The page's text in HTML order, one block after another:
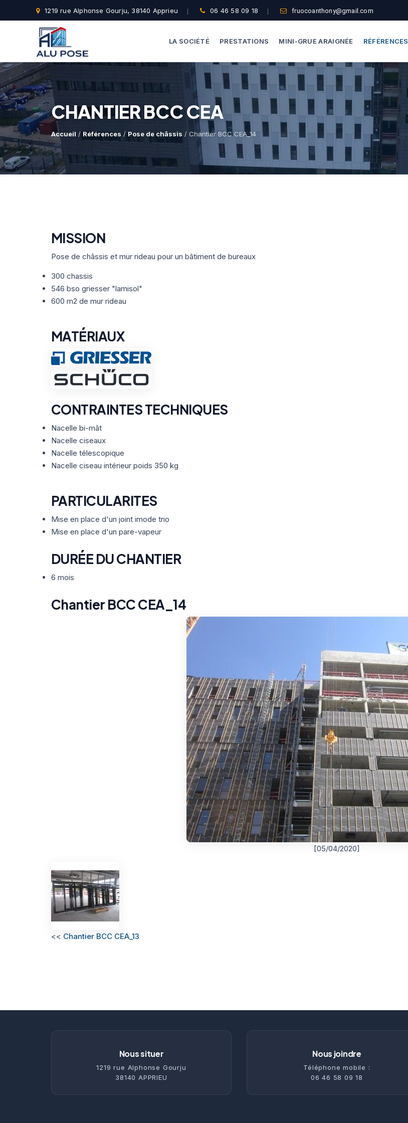
1219 rue Alphonse Gourju, 38140 Apprieu 06 46 58 09 18 fruocoanthony@gmail.com
LA SOCIÉTÉ PRESTATIONS
Dépannage Vitrages
Vitrine Magasin
Expertise Bris De Glace
Recherche De Fuite
MINI-GRUE ARAIGNÉE
Capacité De Levage
Nos Formules
RÉFÉRENCES
CHANTIER BCC CEA
Accueil / Références /Pose de châssis / Chantier BCC CEA_14
MISSION
Pose de châssis et mur rideau pour un bâtiment de bureaux
300 chassis
546 bso griesser "lamisol"
600 m2 de mur rideau
MATÉRIAUX
CONTRAINTES TECHNIQUES
Nacelle bi-mât
Nacelle ciseaux
Nacelle télescopique
Nacelle ciseau intérieur poids 350 kg
PARTICULARITES
Mise en place d'un joint imode trio
Mise en place d'un pare-vapeur
DURÉE DU CHANTIER
6 mois
Chantier BCC CEA_14
[05/04/2020]
<< Chantier BCC CEA_13
Nous situer
1219 rue Alphonse Gourju
38140 APPRIEU
Nous joindre
Téléphone mobile :
06 46 58 09 18